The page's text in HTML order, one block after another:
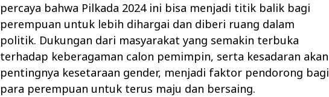
percaya bahwa Pilkada 2024 ini bisa menjadi titik balik bagi
perempuan untuk lebih dihargai dan diberi ruang dalam
politik. Dukungan dari masyarakat yang semakin terbuka
terhadap keberagaman calon pemimpin, serta kesadaran akan
pentingnya kesetaraan gender, menjadi faktor pendorong bagi
para perempuan untuk terus maju dan bersaing.